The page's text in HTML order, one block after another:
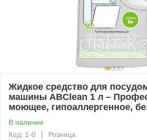
Жидкое средство для
машины ABClean 1 л –
моющее, гипоаллергенное,
В наличии
Код: 1-0
Розница